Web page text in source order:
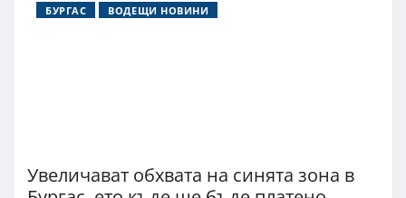
БУРГАС ВОДЕЩИ НОВИНИ
Увеличават обхвата на синята зона в